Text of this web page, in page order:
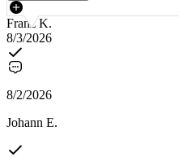
Franz K.
8/3/2026
8/2/2026
Johann E.